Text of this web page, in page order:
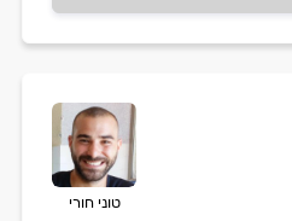
טוני חורי